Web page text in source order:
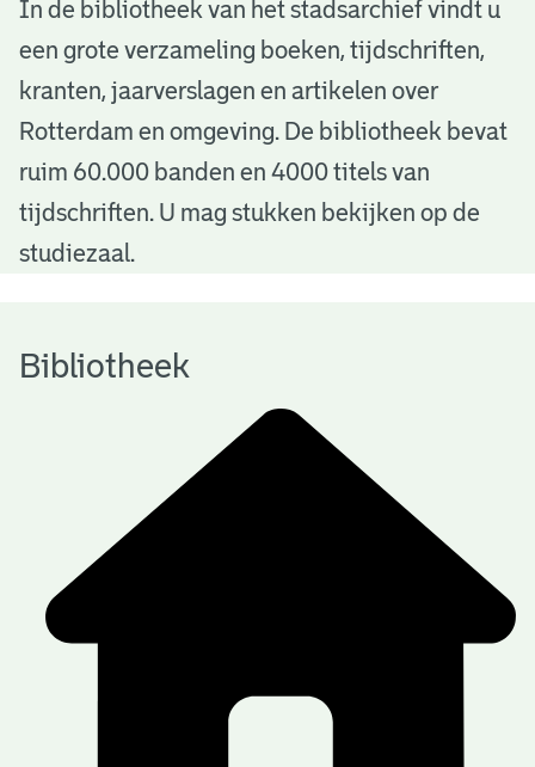
B
b
o
h
In de bibliotheek van het stadsarchief vindt u
een grote verzameling boeken, tijdschriften,
kranten, jaarverslagen en artikelen over
Rotterdam en omgeving. De bibliotheek bevat
ruim 60.000 banden en 4000 titels van
tijdschriften. U mag stukken bekijken op de
studiezaal.
Bibliotheek